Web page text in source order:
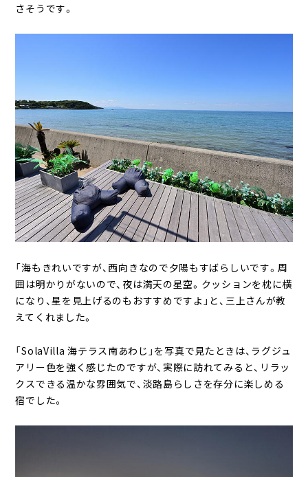
さそうです。
「海もきれいですが、西向きなので夕陽もすばらしいです。周
囲は明かりがないので、夜は満天の星空。クッションを枕に横
になり、星を見上げるのもおすすめですよ」と、三上さんが教
えてくれました。
「SolaVilla 海テラス南あわじ」を写真で見たときは、ラグジュ
アリー色を強く感じたのですが、実際に訪れてみると、リラッ
クスできる温かな雰囲気で、淡路島らしさを存分に楽しめる
宿でした。